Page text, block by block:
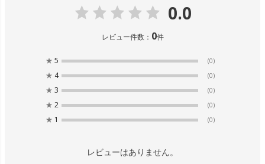
0.0
レビュー件数： 0件
★ 5 (0)
★ 4 (0)
★ 3 (0)
★ 2 (0)
★ 1 (0)
レビューはありません。